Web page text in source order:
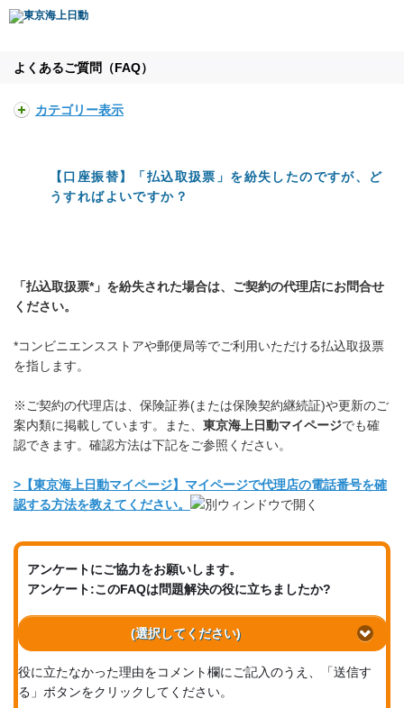
よくあるご質問（FAQ）
カテゴリー表示
【口座振替】「払込取扱票」を紛失したのですが、ど
うすればよいですか？
「払込取扱票*」を紛失された場合は、ご契約の代理店にお問合せ
ください。
*コンビニエンスストアや郵便局等でご利用いただける払込取扱票
を指します。
※ご契約の代理店は、保険証券(または保険契約継続証)や更新のご
案内類に掲載しています。また、 東京海上日動マイページでも確
認できます。確認方法は下記をご参照ください。
> 【東京海上日動マイページ】マイページで代理店の電話番号を確
認する方法を教えてください。
アンケートにご協力をお願いします。
アンケート:このFAQは問題解決の役に立ちましたか?
(選択してください)
役に立たなかった理由をコメント欄にご記入のうえ、「送信す
る」ボタンをクリックしてください。